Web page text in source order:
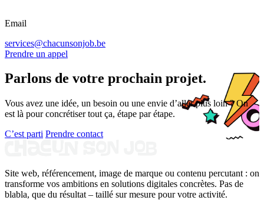
Email
services@chacunsonjob.be
Prendre un appel
Parlons de votre prochain projet.
Vous avez une idée, un besoin ou une envie d’aller plus loin ? On
est là pour concrétiser tout ça, étape par étape.
C’est parti Prendre contact
Site web, référencement, image de marque ou contenu percutant : on
transforme vos ambitions en solutions digitales concrètes. Pas de
blabla, que du résultat – taillé sur mesure pour votre activité.